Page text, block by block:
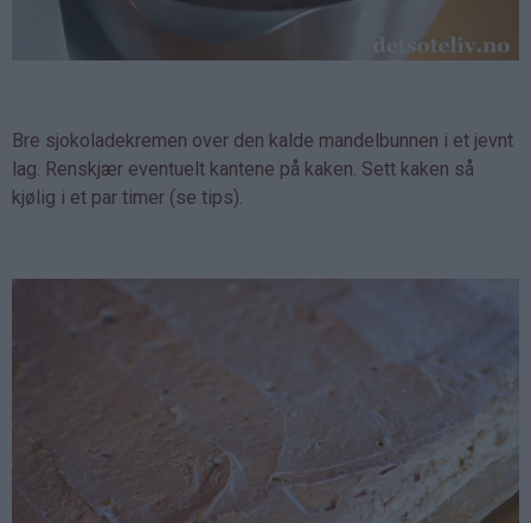
Bre sjokoladekremen over den kalde mandelbunnen i et jevnt
lag. Renskjær eventuelt kantene på kaken. Sett kaken så
kjølig i et par timer (se tips).